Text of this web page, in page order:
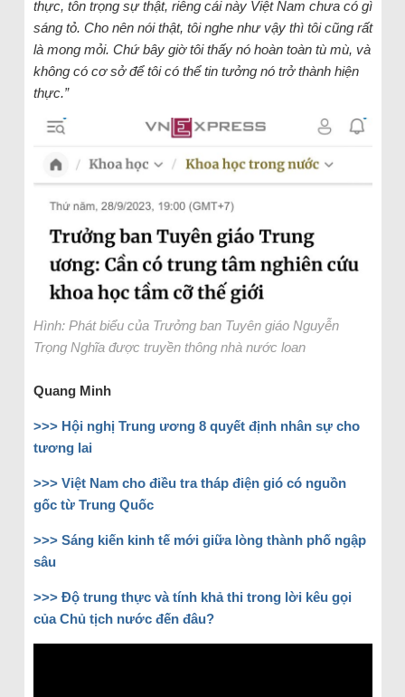
thực, tôn trọng sự thật, riêng cái này Việt Nam chưa có gì
sáng tỏ. Cho nên nói thật, tôi nghe như vậy thì tôi cũng rất
là mong mỏi. Chứ bây giờ tôi thấy nó hoàn toàn tù mù, và
không có cơ sở để tôi có thể tin tưởng nó trở thành hiện
thực.”
Hình: Phát biểu của Trưởng ban Tuyên giáo Nguyễn
Trọng Nghĩa được truyền thông nhà nước loan
Quang Minh
>>> Hội nghị Trung ương 8 quyết định nhân sự cho
tương lai
>>> Việt Nam cho điều tra tháp điện gió có nguồn
gốc từ Trung Quốc
>>> Sáng kiến kinh tế mới giữa lòng thành phố ngập
sâu
>>> Độ trung thực và tính khả thi trong lời kêu gọi
của Chủ tịch nước đến đâu?